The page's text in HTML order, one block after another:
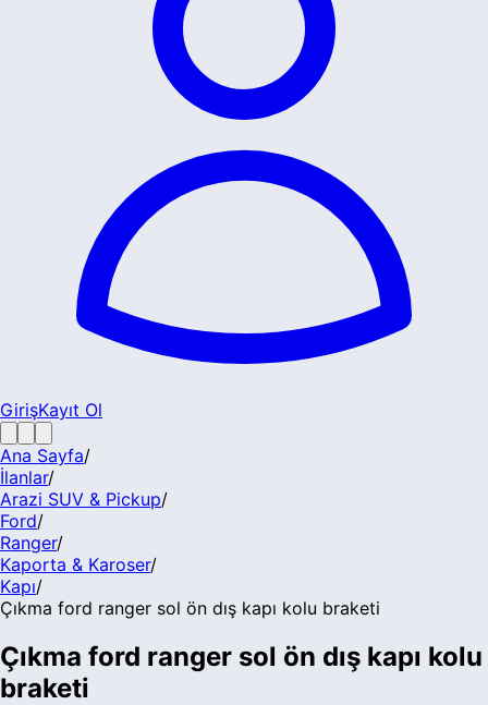
GirişKayıt Ol
Ana Sayfa/
İlanlar/
Arazi SUV & Pickup/
Ford/
Ranger/
Kaporta & Karoser/
Kapı/
Çıkma ford ranger sol ön dış kapı kolu braketi
Çıkma ford ranger sol ön dış kapı kolu
braketi